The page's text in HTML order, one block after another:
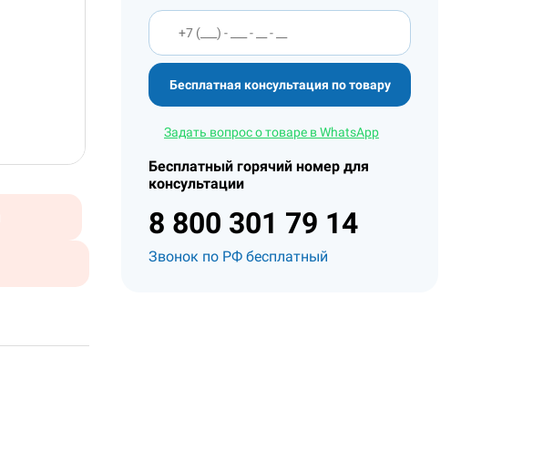
Бесплатная консультация по товару
Задать вопрос о товаре в WhatsApp
Бесплатный горячий номер для
консультации
8 800 301 79 14
Звонок по РФ бесплатный